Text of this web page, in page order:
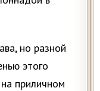
но разной
этого
приличном